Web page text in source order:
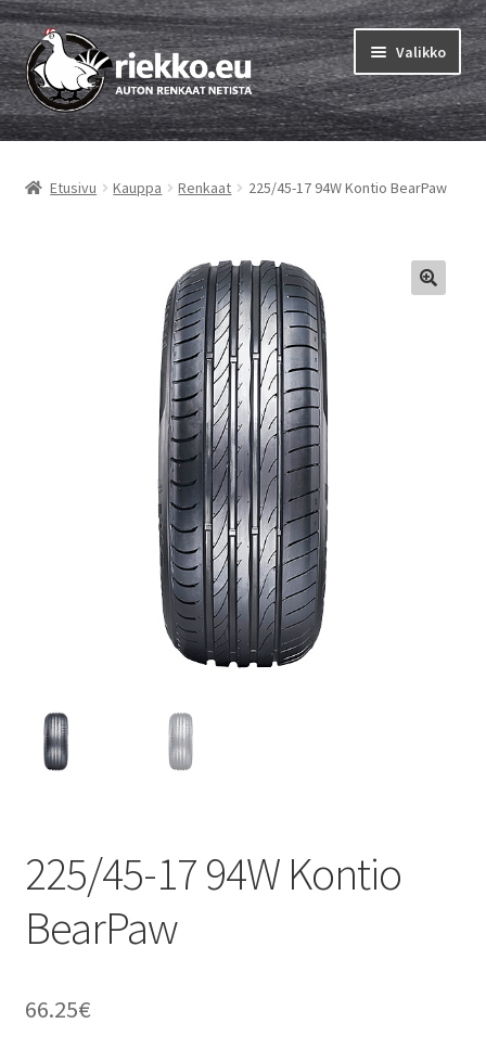
Siirry
navigointiin
Siirry
sisältöön
Valikko
Etusivu
Vinkit & ohjeet
valikko
Etusivu Kauppa Renkaat 225/45-17 94W Kontio BearPaw
225/45-17 94W Kontio
BearPaw
66.25€